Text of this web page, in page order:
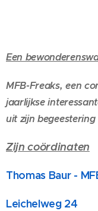
Een
MFB-Freaks, een
jaarlijkse
uit zijn
Zijn coördinaten
Thomas Baur -
Leichelweg 24